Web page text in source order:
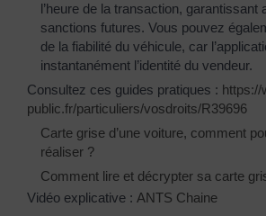
l’heure de la transaction, garantissant
sanctions futures. Vous pouvez
de la fiabilité du véhicule, car
instantanément l’identité du vendeur.
Consultez ces guides pratiques : https://
public.fr/particuliers/vosdroits/R39696
Carte grise d’une voiture, comment
réaliser ?
Comment lire et décrypter sa carte
Vidéo explicative : ANTS Chaine